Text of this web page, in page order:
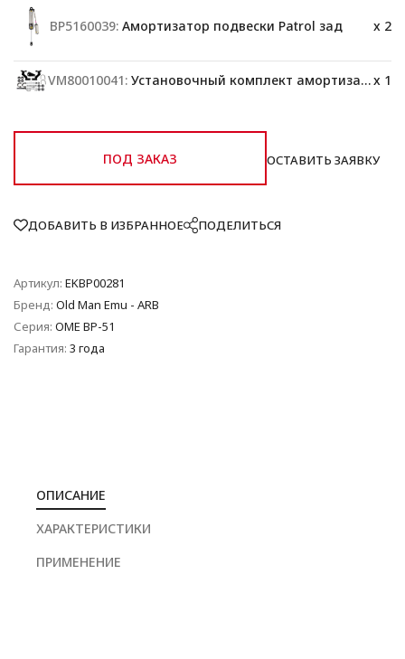
BP5160039: Амортизатор подвески Patrol зад x 2
VM80010041:Установочный комплект амортизатора x 1
ПОД ЗАКАЗ ОСТАВИТЬ ЗАЯВКУ
ДОБАВИТЬ В ИЗБРАННОЕ ПОДЕЛИТЬСЯ
Артикул: EKBP00281
Бренд: Old Man Emu - ARB
Серия: OME BP-51
Гарантия: 3 года
ОПИСАНИЕ
ХАРАКТЕРИСТИКИ
ПРИМЕНЕНИЕ